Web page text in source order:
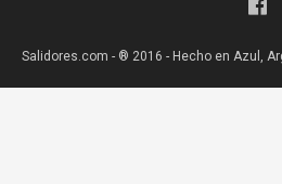
Salidores.com - ® 2016 - Hecho en Azul,